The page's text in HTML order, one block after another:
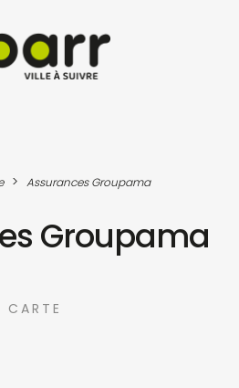
> Assurances Groupama
Groupama
CARTE